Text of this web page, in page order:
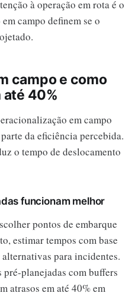
à operação em rota é o
campo definem se o
campo e como
até 40%
em campo
da eficiência percebida.
o tempo de deslocamento
funcionam melhor
pontos de embarque
estimar tempos com base
para incidentes.
pré-planejadas com buffers
atrasos em até 40% em